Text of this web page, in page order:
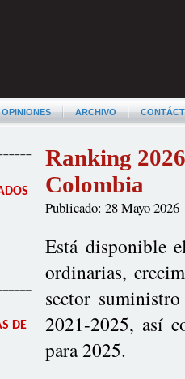
OPINIONES ARCHIVO
DE
Ranking
Colombia
Publicado: 28 Mayo 2026
Está disponible
ordinarias,
sector
2021-2025, así
para 2025.